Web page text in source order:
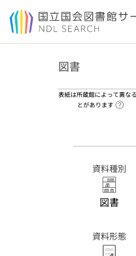
本文へ移動
図書
表紙は所蔵館によって異な
とがあります
資料種別
図書
資料形態